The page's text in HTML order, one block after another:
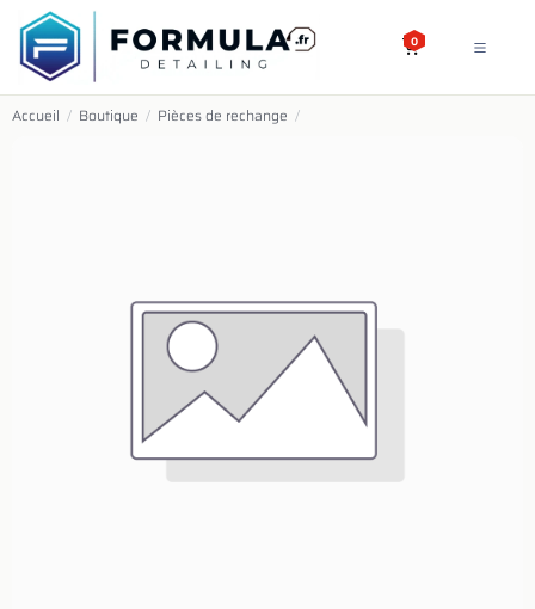
SE RENDRE AU CONTENU
0
Accueil / Boutique / Pièces de rechange /